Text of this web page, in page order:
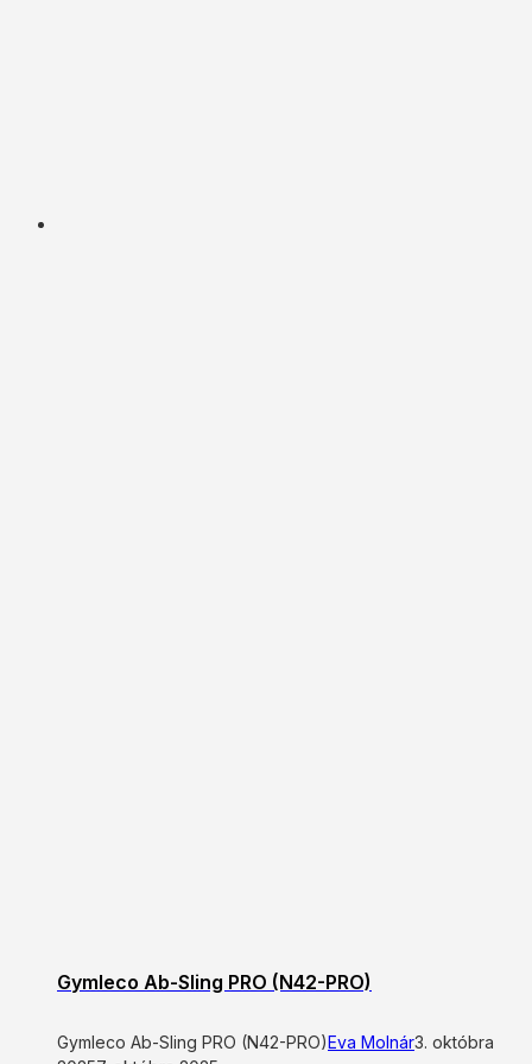
Gymleco Ab-Sling PRO (N42-PRO)
Gymleco Ab-Sling PRO (N42-PRO)Eva Molnár3. októbra